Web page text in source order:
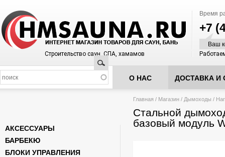
Время
+7
Ваш
Строительство саун, СПА, хамамов
Поиск
О НАС ДОСТАВКА И
Вы здесь
Главная / Магазин / Дымоходы /
Стальной
базовый модуль
АКСЕССУАРЫ
БАРБЕКЮ
БЛОКИ УПРАВЛЕНИЯ